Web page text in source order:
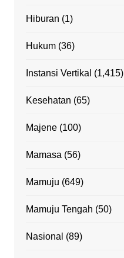
Hiburan (1)
Hukum(36)
Instansi Vertikal (1,415)
Kesehatan (65)
Majene(100)
Mamasa(56)
Mamuju (649)
Mamuju Tengah (50)
Nasional (89)